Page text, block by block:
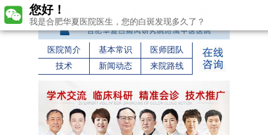
医院简介 基本常识
医师团队
技术
新闻动态 来院路线
您好！
我是合肥华夏医院医生，您的白斑发现多久了？